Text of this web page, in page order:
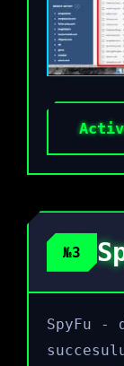
№3
SpyFu -